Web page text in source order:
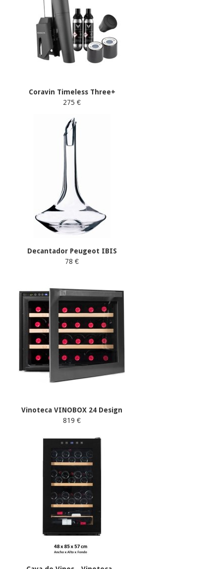
Coravin Timeless Three+
275 €
Decantador Peugeot IBIS
78 €
Vinoteca VINOBOX 24 Design
819 €